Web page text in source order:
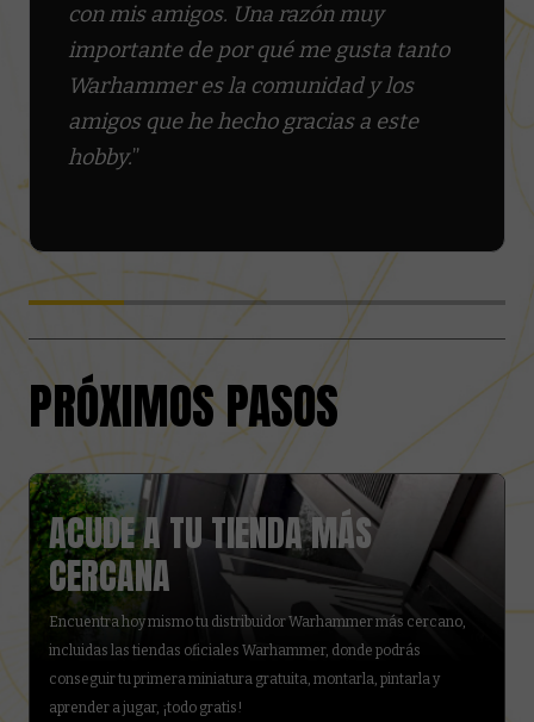
con mis amigos. Una razón muy
importante de por qué me gusta tanto
Warhammer es la comunidad y los
amigos que he hecho gracias a este
hobby.”
PRÓXIMOS PASOS
ACUDE A TU TIENDA MÁS
CERCANA
Encuentra hoy mismo tu distribuidor Warhammer más cercano,
incluidas las tiendas oficiales Warhammer, donde podrás
conseguir tu primera miniatura gratuita, montarla, pintarla y
aprender a jugar, ¡todo gratis!